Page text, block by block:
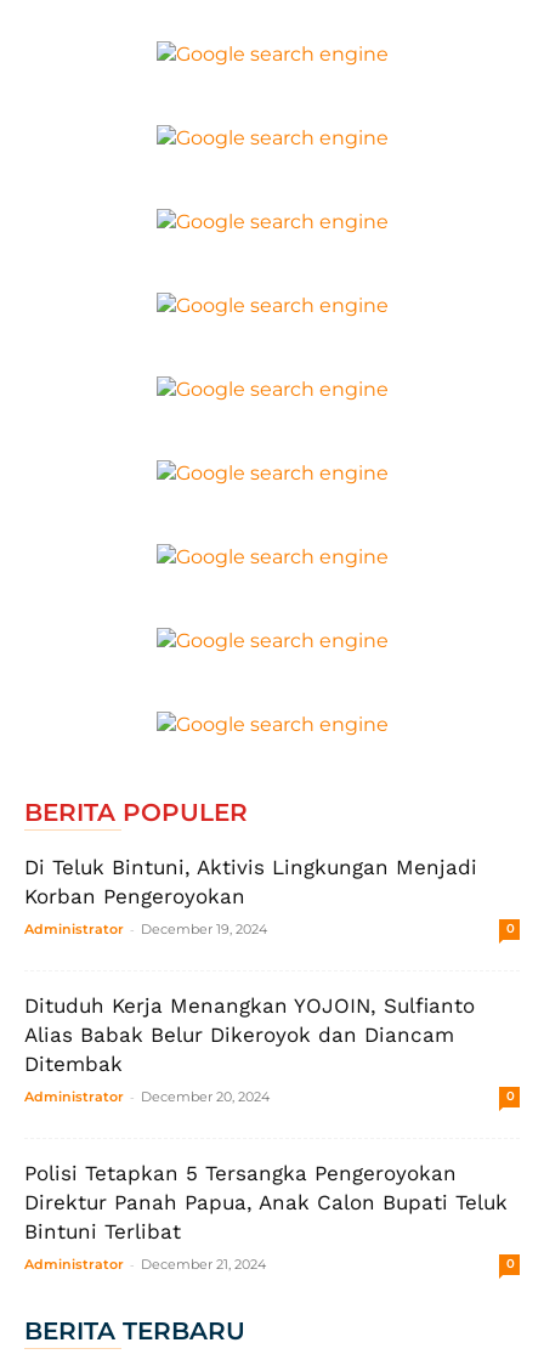
BERITA POPULER
Di Teluk Bintuni, Aktivis Lingkungan Menjadi
Korban Pengeroyokan
Administrator - December 19, 2024 0
Dituduh Kerja Menangkan YOJOIN, Sulfianto
Alias Babak Belur Dikeroyok dan Diancam
Ditembak
Administrator - December 20, 2024 0
Polisi Tetapkan 5 Tersangka Pengeroyokan
Direktur Panah Papua, Anak Calon Bupati Teluk
Bintuni Terlibat
Administrator - December 21, 2024 0
BERITA TERBARU